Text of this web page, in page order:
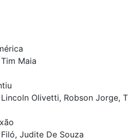
Maia
Olivetti, Robson Jorge,
Judite De Souza